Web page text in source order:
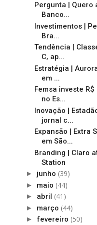
Pergunta | Quero
Banco...
Investimentos |
Bra...
Tendência |
C, ap...
Estratégia |
em ...
Femsa investe
no Es...
Inovação |
jornal c...
Expansão | Extra
em São...
Branding | Claro
Station
► junho (39)
► maio (44)
► abril (41)
► março (44)
► fevereiro (50)